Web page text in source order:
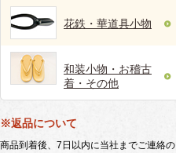
花鉄・華道具小物
和装小物・お稽古
着・その他
※返品について
商品到着後、7日以内に当社までご連絡の